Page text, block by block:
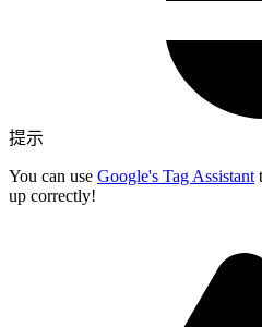
提示
You can use Google's Tag Assistant
up correctly!